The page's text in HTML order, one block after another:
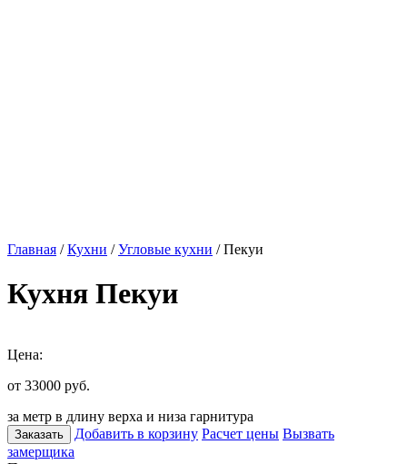
Главная /Кухни /Угловые кухни / Пекуи
Кухня Пекуи
Цена:
от 33000 руб.
за метр в длину верха и низа гарнитура
Заказать Добавить в корзину Расчет цены Вызвать
замерщика